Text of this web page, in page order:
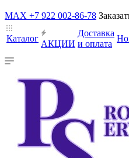
MAX +7 922 002-86-78
Каталог
АКЦИИ
Доставка
и оплата